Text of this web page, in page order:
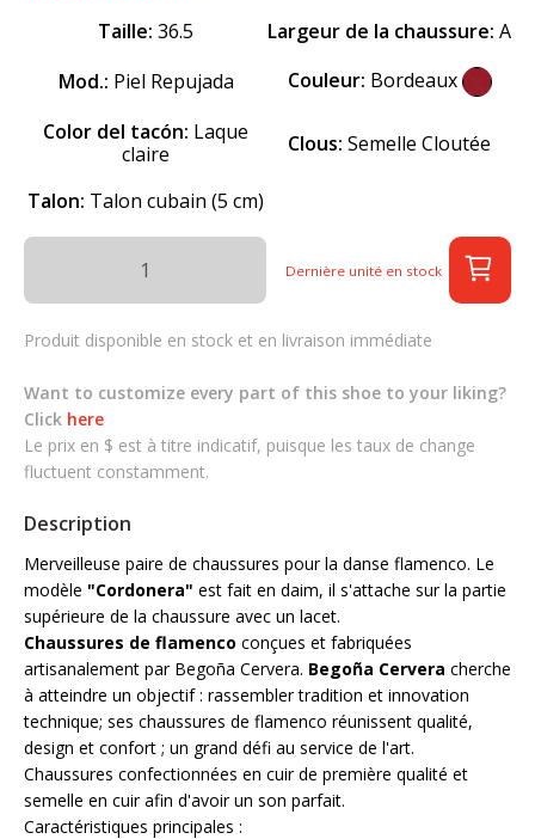
Taille: 36.5 Largeur de la chaussure: A
Mod.: Piel Repujada Couleur: Bordeaux
Color del tacón: Laque
claire
Clous: Semelle Cloutée
Talon: Talon cubain (5 cm)
Dernière unité en stock
Produit disponible en stock et en livraison immédiate
Want to customize every part of this shoe to your liking?
Click here
Le prix en $ est à titre indicatif, puisque les taux de change
fluctuent constamment.
Description
Merveilleuse paire de chaussures pour la danse flamenco. Le
modèle "Cordonera" est fait en daim, il s'attache sur la partie
supérieure de la chaussure avec un lacet.
Chaussures de flamenco conçues et fabriquées
artisanalement par Begoña Cervera. Begoña Cervera cherche
à atteindre un objectif : rassembler tradition et innovation
technique; ses chaussures de flamenco réunissent qualité,
design et confort ; un grand défi au service de l'art.
Chaussures confectionnées en cuir de première qualité et
semelle en cuir afin d'avoir un son parfait.
Caractéristiques principales :